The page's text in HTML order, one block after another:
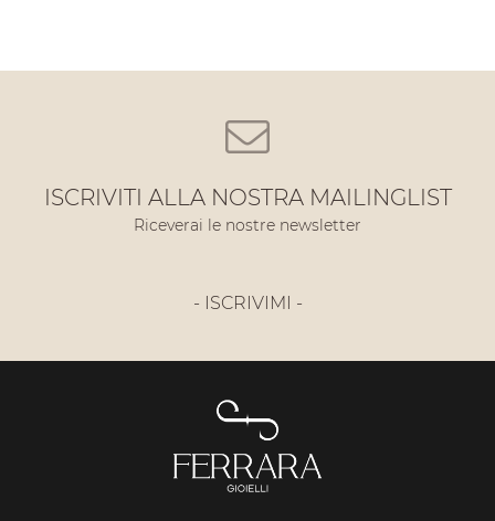
ISCRIVITI ALLA NOSTRA MAILINGLIST
Riceverai le nostre newsletter
- ISCRIVIMI -